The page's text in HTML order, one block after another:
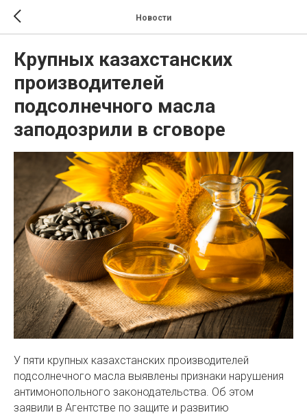
Новости
Крупных казахстанских
производителей
подсолнечного масла
заподозрили в сговоре
У пяти крупных казахстанских производителей
подсолнечного масла выявлены признаки нарушения
антимонопольного законодательства. Об этом
заявили в Агентстве по защите и развитию